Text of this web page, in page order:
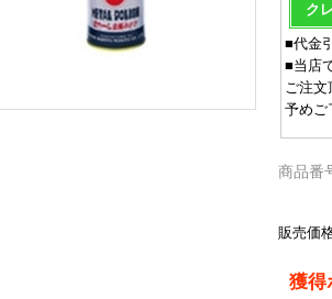
ク
■代金
■当店
ご注文
予めご
商品番
販売価
獲得